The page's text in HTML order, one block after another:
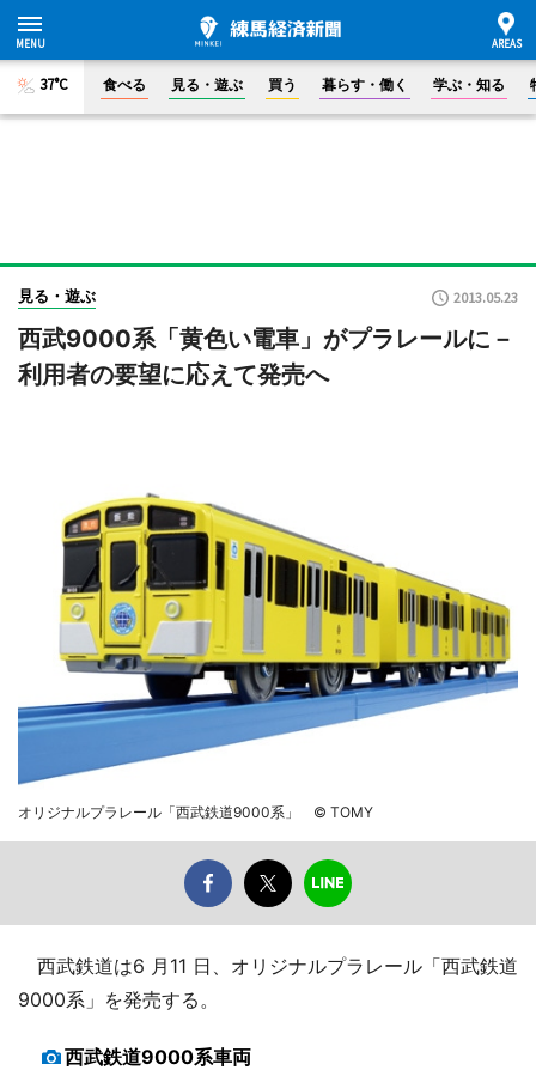
37°C 食べる 見る・遊ぶ 買う 暮らす・働く 学ぶ・知る
見る・遊ぶ 2013.05.23
西武9000系「黄色い電車」がプラレールに－
利用者の要望に応えて発売へ
オリジナルプラレール「西武鉄道9000系」 © TOMY
西武鉄道は6 月11 日、オリジナルプラレール「西武鉄道
9000系」を発売する。
西武鉄道9000系車両